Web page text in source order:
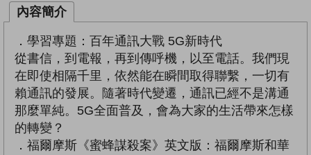
內容簡介
．學習專題：百年通訊大戰 5G新時代
從書信，到電報，再到傳呼機，以至電話。我們現
在即使相隔千里，依然能在瞬間取得聯繫，一切有
賴通訊的發展。隨著時代變遷，通訊已經不是溝通
那麼單純。5G全面普及，會為大家的生活帶來怎樣
的轉變？
．福爾摩斯《蜜蜂謀殺案》英文版：福爾摩斯和華